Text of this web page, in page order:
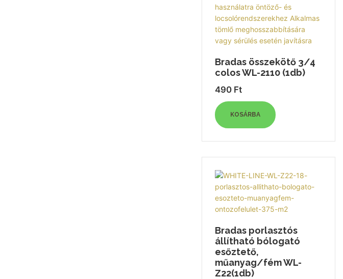
Bradas összekötő 3/4
colos WL-2110 (1db)
490 Ft
KOSÁRBA
Bradas porlasztós
állítható bólogató
esőztető,
műanyag/fém WL-
Z22(1db)